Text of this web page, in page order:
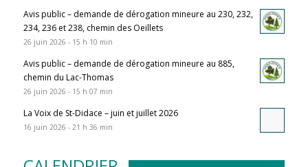
Avis public – demande de dérogation mineure au 230, 232,
234, 236 et 238, chemin des Oeillets
26 juin 2026 - 15 h 10 min
Avis public – demande de dérogation mineure au 885,
chemin du Lac-Thomas
26 juin 2026 - 15 h 07 min
La Voix de St-Didace – juin et juillet 2026
16 juin 2026 - 21 h 36 min